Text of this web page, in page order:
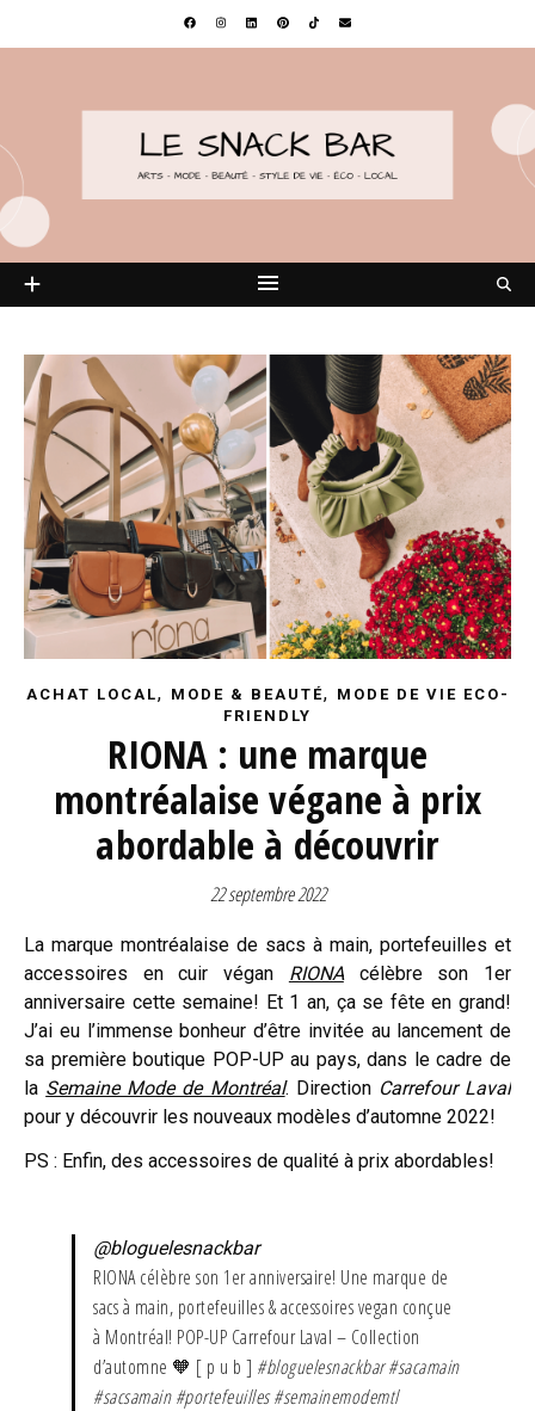
ACHAT LOCAL, MODE & BEAUTÉ, MODE DE VIE ECO-
FRIENDLY
RIONA : une marque
montréalaise végane à prix
abordable à découvrir
22 septembre 2022
La marque montréalaise de sacs à main, portefeuilles et
accessoires en cuir végan RIONAcélèbre son 1er
anniversaire cette semaine! Et 1 an, ça se fête en grand!
J’ai eu l’immense bonheur d’être invitée au lancement de
sa première boutique POP-UP au pays, dans le cadre de
la Semaine Mode de Montréal. Direction Carrefour Laval
pour y découvrir les nouveaux modèles d’automne 2022!
PS : Enfin, des accessoires de qualité à prix abordables!
@bloguelesnackbar
RIONA célèbre son 1er anniversaire! Une marque de
sacs à main, portefeuilles & accessoires vegan conçue
à Montréal! POP-UP Carrefour Laval – Collection
d’automne 🧡 [ p u b ] #bloguelesnackbar #sacamain
#sacsamain #portefeuilles #semainemodemtl